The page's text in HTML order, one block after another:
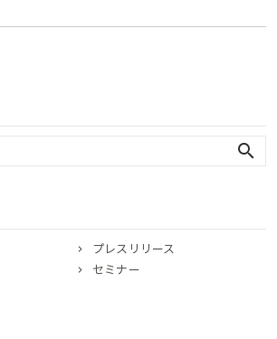
search
プレスリリース
セミナー